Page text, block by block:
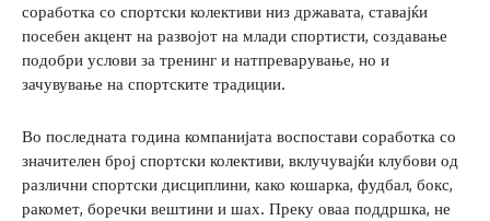
соработка со спортски колективи низ државата, ставајќи
посебен акцент на развојот на млади спортисти, создавање
подобри услови за тренинг и натпреварување, но и
зачувување на спортските традиции.
Во последната година компанијата воспостави соработка со
значителен број спортски колективи, вклучувајќи клубови од
различни спортски дисциплини, како кошарка, фудбал, бокс,
ракомет, боречки вештини и шах. Преку оваа поддршка, не